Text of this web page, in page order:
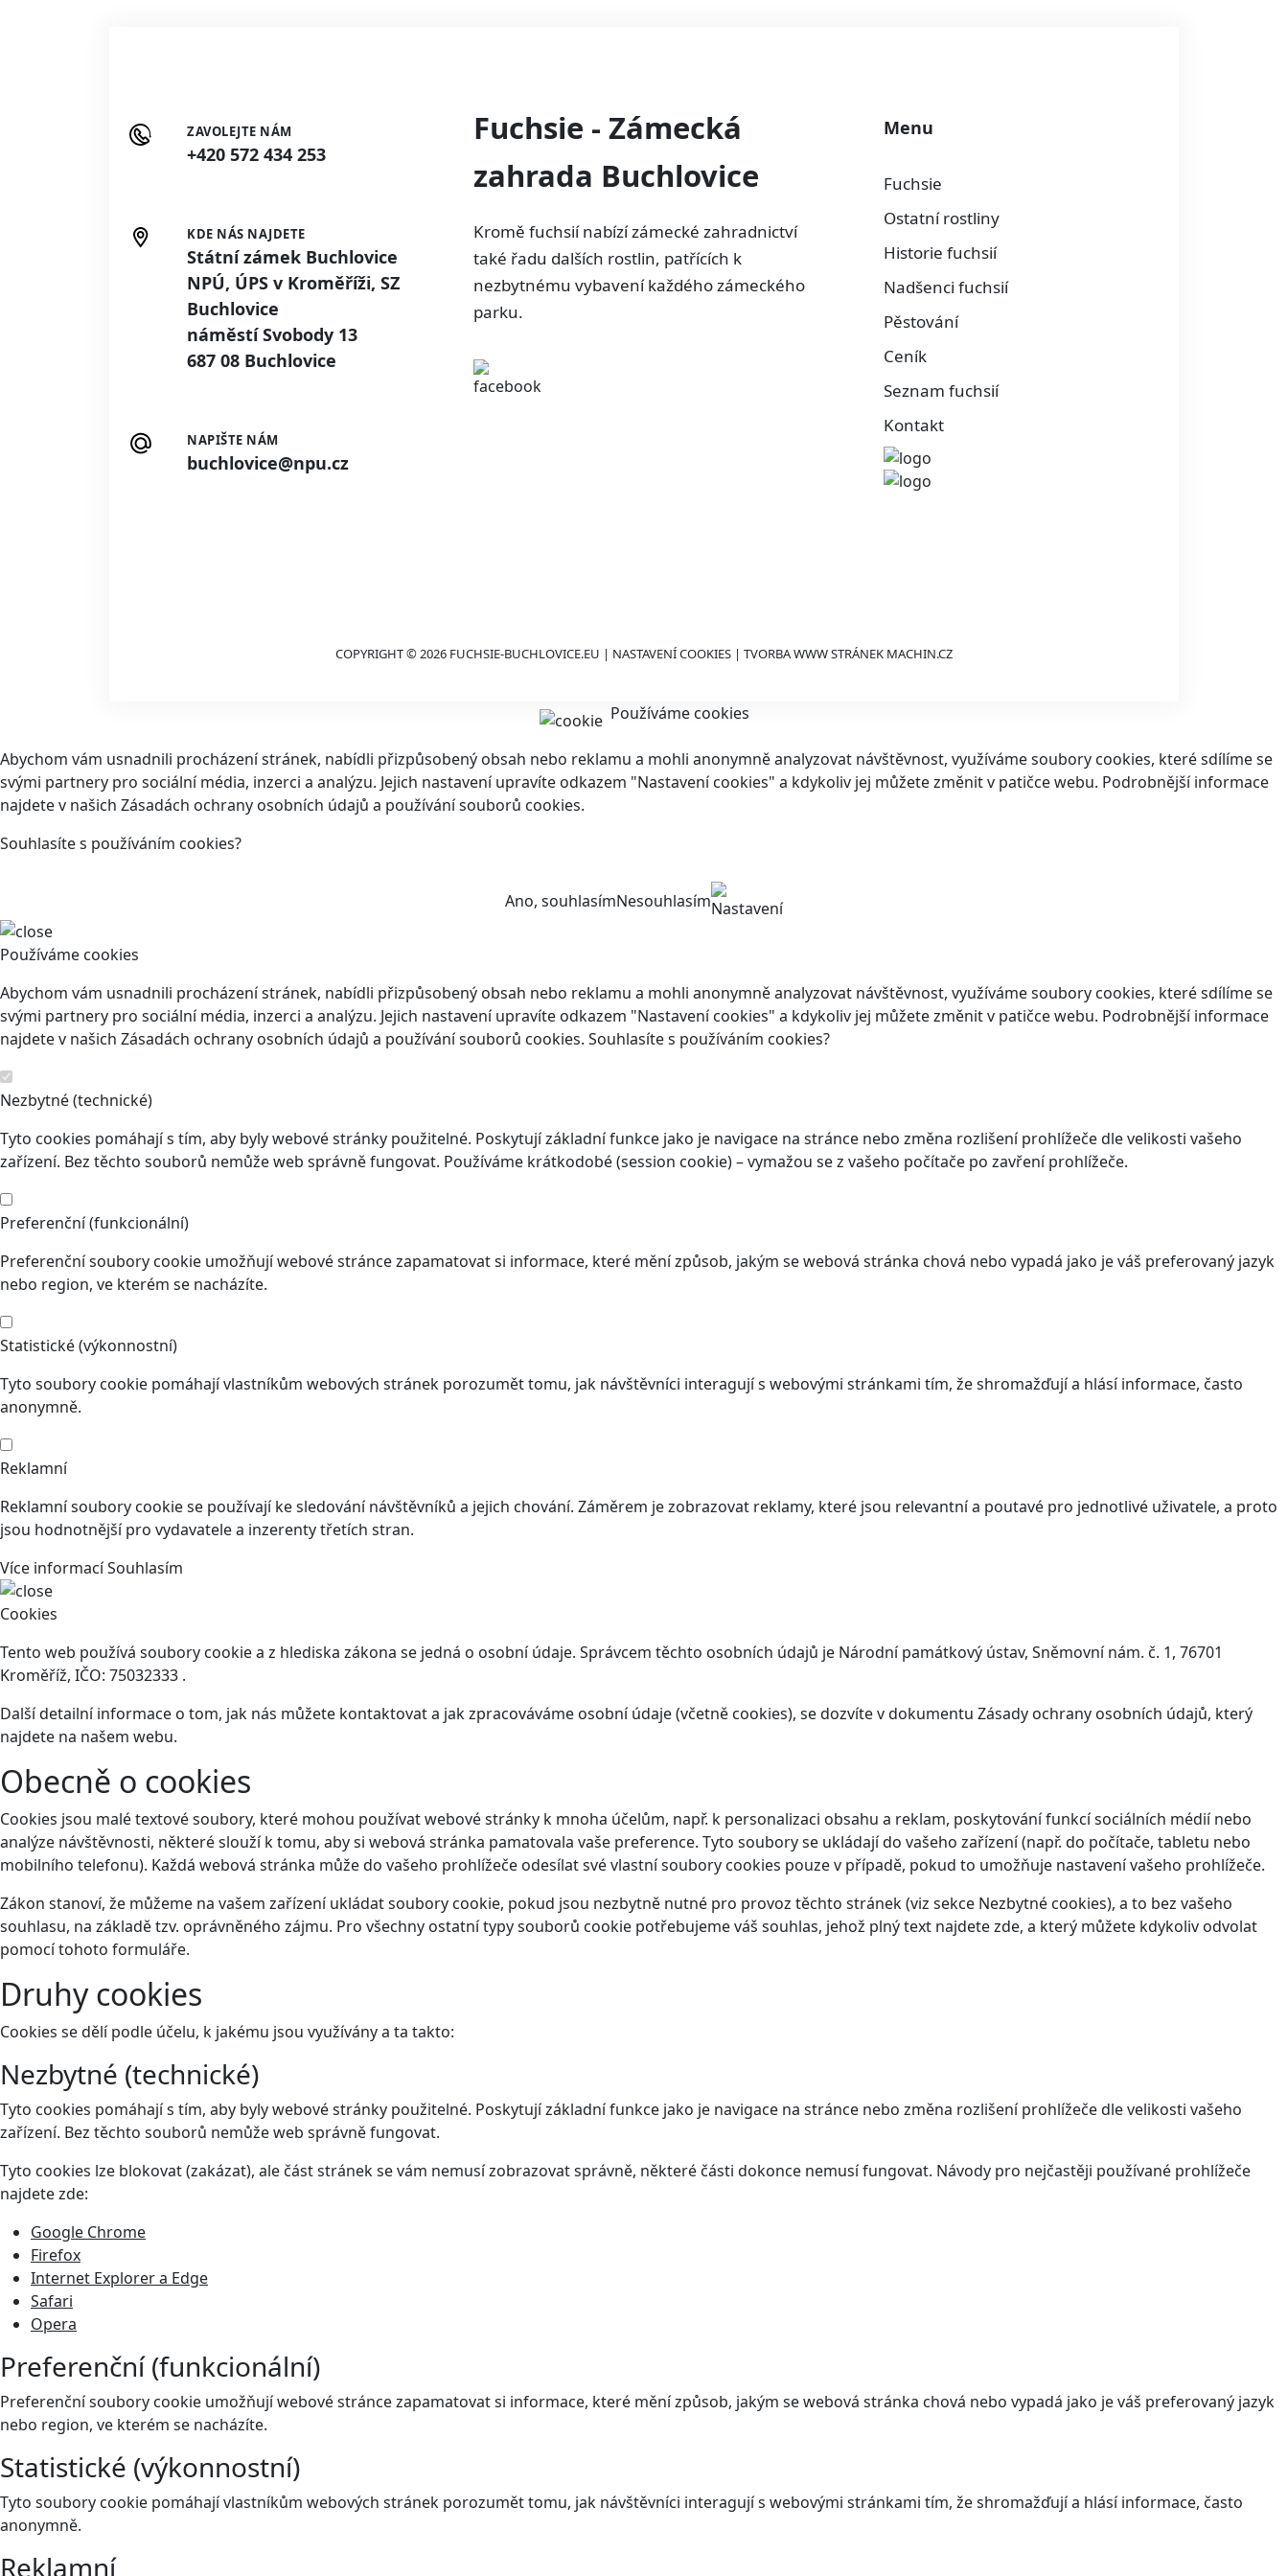
ZAVOLEJTE NÁM
+420 572 434 253
KDE NÁS NAJDETE
Státní zámek Buchlovice
NPÚ, ÚPS v Kroměříži, SZ
Buchlovice
náměstí Svobody 13
687 08 Buchlovice
NAPIŠTE NÁM
buchlovice@npu.cz
Fuchsie - Zámecká
zahrada Buchlovice
Kromě fuchsií nabízí zámecké zahradnictví
také řadu dalších rostlin, patřících k
nezbytnému vybavení každého zámeckého
parku.
Menu
Fuchsie
Ostatní rostliny
Historie fuchsií
Nadšenci fuchsií
Pěstování
Ceník
Seznam fuchsií
Kontakt
COPYRIGHT © 2026 FUCHSIE-BUCHLOVICE.EU | NASTAVENÍ COOKIES | TVORBA WWW STRÁNEK MACHIN.CZ
Používáme cookies
Abychom vám usnadnili procházení stránek, nabídli přizpůsobený obsah nebo reklamu a mohli anonymně analyzovat návštěvnost, využíváme soubory cookies, které sdílíme se
svými partnery pro sociální média, inzerci a analýzu. Jejich nastavení upravíte odkazem "Nastavení cookies" a kdykoliv jej můžete změnit v patičce webu. Podrobnější informace
najdete v našich Zásadách ochrany osobních údajů a používání souborů cookies.
Souhlasíte s používáním cookies?
Ano, souhlasímNesouhlasímNastavení
Používáme cookies
Abychom vám usnadnili procházení stránek, nabídli přizpůsobený obsah nebo reklamu a mohli anonymně analyzovat návštěvnost, využíváme soubory cookies, které sdílíme se
svými partnery pro sociální média, inzerci a analýzu. Jejich nastavení upravíte odkazem "Nastavení cookies" a kdykoliv jej můžete změnit v patičce webu. Podrobnější informace
najdete v našich Zásadách ochrany osobních údajů a používání souborů cookies. Souhlasíte s používáním cookies?
Nezbytné (technické)
Tyto cookies pomáhají s tím, aby byly webové stránky použitelné. Poskytují základní funkce jako je navigace na stránce nebo změna rozlišení prohlížeče dle velikosti vašeho
zařízení. Bez těchto souborů nemůže web správně fungovat. Používáme krátkodobé (session cookie) – vymažou se z vašeho počítače po zavření prohlížeče.
Preferenční (funkcionální)
Preferenční soubory cookie umožňují webové stránce zapamatovat si informace, které mění způsob, jakým se webová stránka chová nebo vypadá jako je váš preferovaný jazyk
nebo region, ve kterém se nacházíte.
Statistické (výkonnostní)
Tyto soubory cookie pomáhají vlastníkům webových stránek porozumět tomu, jak návštěvníci interagují s webovými stránkami tím, že shromažďují a hlásí informace, často
anonymně.
Reklamní
Reklamní soubory cookie se používají ke sledování návštěvníků a jejich chování. Záměrem je zobrazovat reklamy, které jsou relevantní a poutavé pro jednotlivé uživatele, a proto
jsou hodnotnější pro vydavatele a inzerenty třetích stran.
Více informacíSouhlasím
Cookies
Tento web používá soubory cookie a z hlediska zákona se jedná o osobní údaje. Správcem těchto osobních údajů je Národní památkový ústav, Sněmovní nám. č. 1, 76701
Kroměříž, IČO: 75032333 .
Další detailní informace o tom, jak nás můžete kontaktovat a jak zpracováváme osobní údaje (včetně cookies), se dozvíte v dokumentu Zásady ochrany osobních údajů, který
najdete na našem webu.
Obecně o cookies
Cookies jsou malé textové soubory, které mohou používat webové stránky k mnoha účelům, např. k personalizaci obsahu a reklam, poskytování funkcí sociálních médií nebo
analýze návštěvnosti, některé slouží k tomu, aby si webová stránka pamatovala vaše preference. Tyto soubory se ukládají do vašeho zařízení (např. do počítače, tabletu nebo
mobilního telefonu). Každá webová stránka může do vašeho prohlížeče odesílat své vlastní soubory cookies pouze v případě, pokud to umožňuje nastavení vašeho prohlížeče.
Zákon stanoví, že můžeme na vašem zařízení ukládat soubory cookie, pokud jsou nezbytně nutné pro provoz těchto stránek (viz sekce Nezbytné cookies), a to bez vašeho
souhlasu, na základě tzv. oprávněného zájmu. Pro všechny ostatní typy souborů cookie potřebujeme váš souhlas, jehož plný text najdetezde, a který můžete kdykoliv odvolat
pomocí tohoto formuláře.
Druhy cookies
Cookies se dělí podle účelu, k jakému jsou využívány a ta takto:
Nezbytné (technické)
Tyto cookies pomáhají s tím, aby byly webové stránky použitelné. Poskytují základní funkce jako je navigace na stránce nebo změna rozlišení prohlížeče dle velikosti vašeho
zařízení. Bez těchto souborů nemůže web správně fungovat.
Tyto cookies lze blokovat (zakázat), ale část stránek se vám nemusí zobrazovat správně, některé části dokonce nemusí fungovat. Návody pro nejčastěji používané prohlížeče
najdete zde:
Google Chrome
Firefox
Internet Explorer a Edge
Safari
Opera
Preferenční (funkcionální)
Preferenční soubory cookie umožňují webové stránce zapamatovat si informace, které mění způsob, jakým se webová stránka chová nebo vypadá jako je váš preferovaný jazyk
nebo region, ve kterém se nacházíte.
Statistické (výkonnostní)
Tyto soubory cookie pomáhají vlastníkům webových stránek porozumět tomu, jak návštěvníci interagují s webovými stránkami tím, že shromažďují a hlásí informace, často
anonymně.
Reklamní